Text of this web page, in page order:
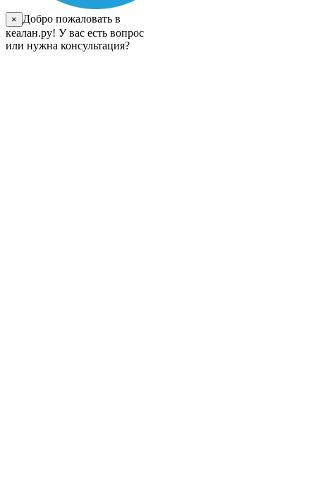
×
Добро пожаловать в
кеалан.ру! У вас есть вопрос
или нужна консультация?